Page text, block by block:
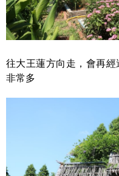
往大王蓮方向走，會再
非常多